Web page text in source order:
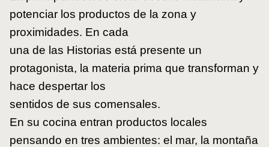
potenciar los productos de la zona y
proximidades. En cada
una de las Historias está presente un
protagonista, la materia prima que transforman y
hace despertar los
sentidos de sus comensales.
En su cocina entran productos locales
pensando en tres ambientes: el mar, la montaña